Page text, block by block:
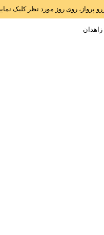
پرواز، روی روز مورد نظر
زاهدان